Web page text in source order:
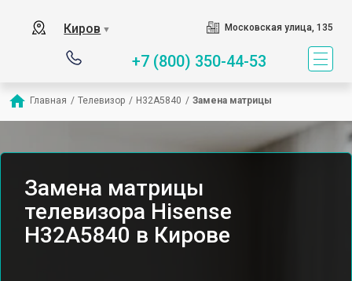
Киров ▼ Московская улица, 135
+7 (800) 350-44-53
Главная / Телевизор / H32A5840 / Замена матрицы
Замена матрицы
телевизора Hisense
H32A5840 в Кирове